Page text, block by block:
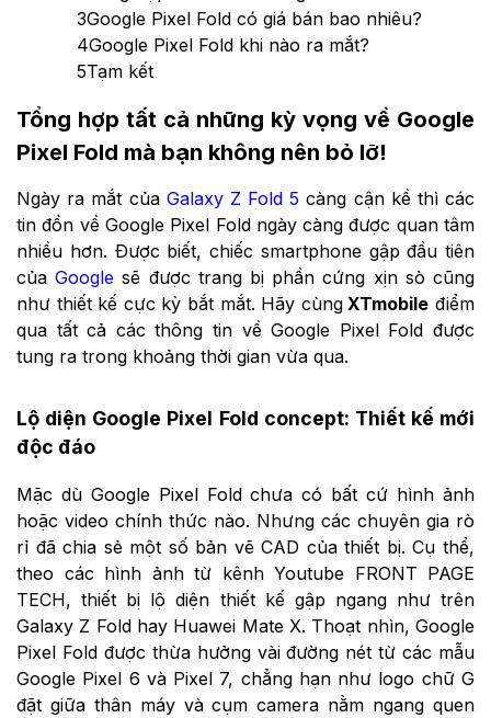
3Google Pixel Fold có giá bán bao nhiêu?
4Google Pixel Fold khi nào ra mắt?
5Tạm kết
Tổng hợp tất cả những kỳ vọng về Google
Pixel Fold mà bạn không nên bỏ lỡ!
Ngày ra mắt của Galaxy Z Fold 5 càng cận kề thì các
tin đồn về Google Pixel Fold ngày càng được quan tâm
nhiều hơn. Được biết, chiếc smartphone gập đầu tiên
củaGoogle sẽ được trang bị phần cứng xịn sò cũng
như thiết kế cực kỳ bắt mắt. Hãy cùngXTmobile điểm
qua tất cả các thông tin về Google Pixel Fold được
tung ra trong khoảng thời gian vừa qua.
Lộ diện Google Pixel Fold concept: Thiết kế mới
độc đáo
Mặc dù Google Pixel Fold chưa có bất cứ hình ảnh
hoặc video chính thức nào. Nhưng các chuyên gia rò
rỉ đã chia sẻ một số bản vẽ CAD của thiết bị. Cụ thể,
theo các hình ảnh từ kênh Youtube FRONT PAGE
TECH, thiết bị lộ diện thiết kế gập ngang như trên
Galaxy Z Fold hay Huawei Mate X. Thoạt nhìn, Google
Pixel Fold được thừa hưởng vài đường nét từ các mẫu
Google Pixel 6 và Pixel 7, chẳng hạn như logo chữ G
đặt giữa thân máy và cụm camera nằm ngang quen